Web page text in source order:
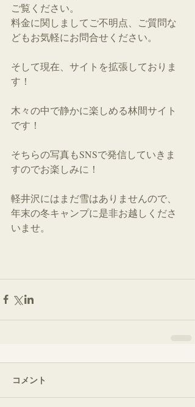
ご覧ください。
料金に関しましてご不明点、ご質問な
どもお気軽にお問合せください。
そして現在、サイトを拡張しておりま
す！
木々の中で静かに楽しめる林間サイト
です！
そちらの写真もSNSで発信していきま
すのでお楽しみに！
軽井沢にはまだ雪はありませんので、
年末の冬キャンプに是非お越しくださ
いませ。
コメント